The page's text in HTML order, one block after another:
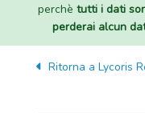
perchè tutti i dati
perderai alcun
Ritorna a Lycoris